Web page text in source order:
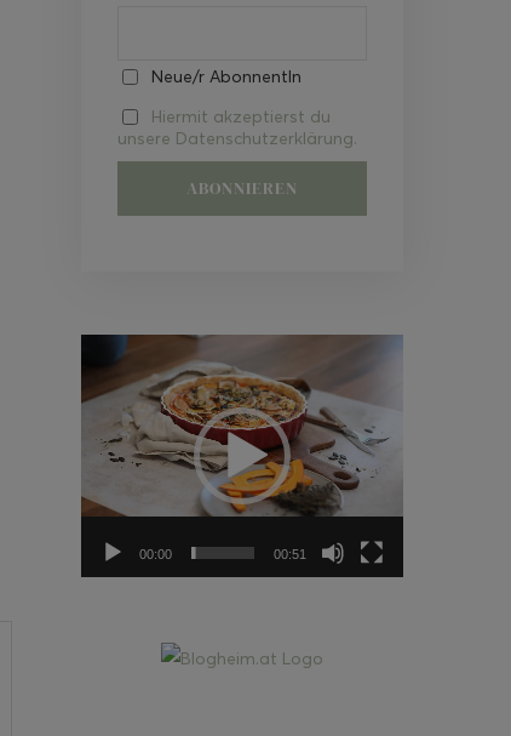
Neue/r AbonnentIn
Hiermit akzeptierst du
unsere Datenschutzerklärung.
Video-
Player
00:00 00:51